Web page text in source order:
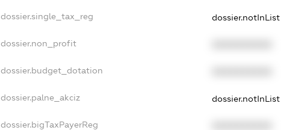
dossier.single_tax_reg dossier.notInList
dossier.non_profit
dossier.budget_dotation
dossier.palne_akciz dossier.notInList
dossier.bigTaxPayerReg